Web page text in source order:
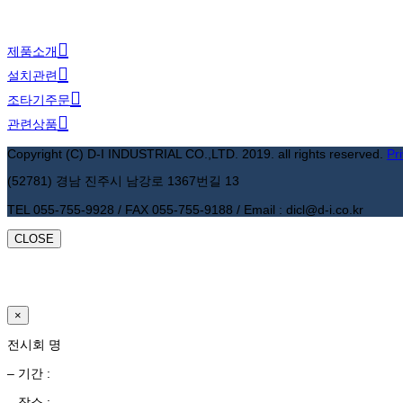
제품소개
설치관련
조타기주문
관련상품
Copyright (C) D-I INDUSTRIAL CO.,LTD. 2019. all rights reserved.
(52781) 경남 진주시 남강로 1367번길 13
TEL 055-755-9928 / FAX 055-755-9188 / Email : dicl@d-i.co.kr
CLOSE
×
전시회 명
– 기간 :